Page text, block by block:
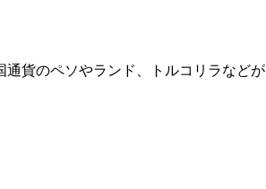
貨のペソやランド、トルコリラなどが